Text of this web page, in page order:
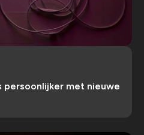
met nieuwe